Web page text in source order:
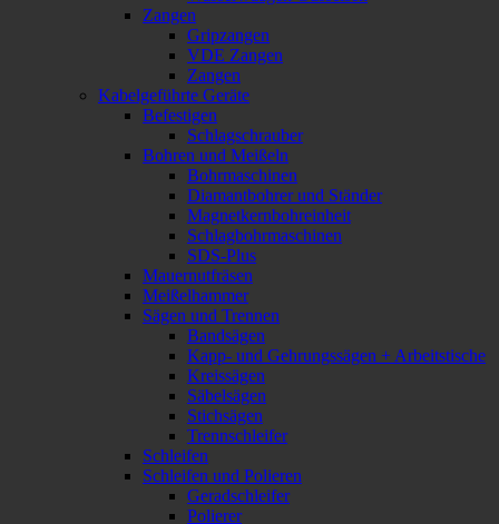
Zangen
Gripzangen
VDE Zangen
Zangen
Kabelgeführte Geräte
Befestigen
Schlagschrauber
Bohren und Meißeln
Bohrmaschinen
Diamantbohrer und Ständer
Magnetkernbohreinheit
Schlagbohrmaschinen
SDS-Plus
Mauernutfräsen
Meißelhammer
Sägen und Trennen
Bandsägen
Kapp- und Gehrungssägen + Arbeitstische
Kreissägen
Säbelsägen
Stichsägen
Trennschleifer
Schleifen
Schleifen und Polieren
Geradschleifer
Polierer